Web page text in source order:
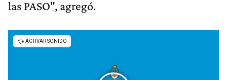
las PASO", agregó.